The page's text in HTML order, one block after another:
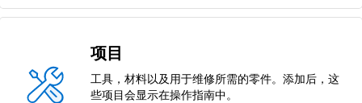
项目
工具，材料以及用于维修所需的零件。添加后，这
些项目会显示在操作指南中。